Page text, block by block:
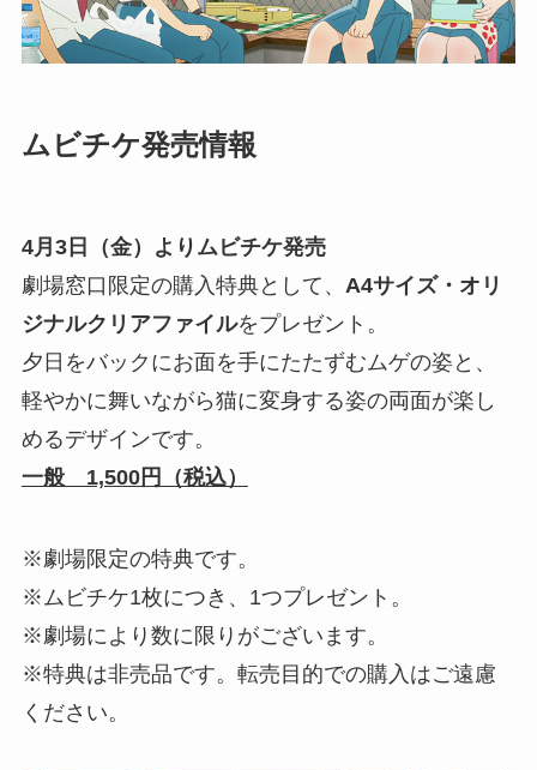
ムビチケ発売情報
4月3日（金）よりムビチケ発売
劇場窓口限定の購入特典として、 A4サイズ・オリ
ジナルクリアファイルをプレゼント。
夕日をバックにお面を手にたたずむムゲの姿と、
軽やかに舞いながら猫に変身する姿の両面が楽し
めるデザインです。
一般 1,500円（税込）
※劇場限定の特典です。
※ムビチケ1枚につき、1つプレゼント。
※劇場により数に限りがございます。
※特典は非売品です。転売目的での購入はご遠慮
ください。